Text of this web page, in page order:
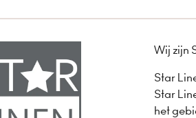
Wij zijn
Star
Star
het